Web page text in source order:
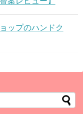
ップのハンドク